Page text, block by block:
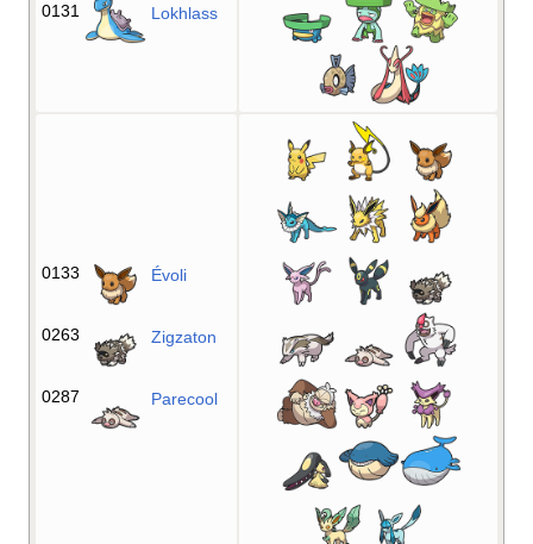
0131 Lokhlass
0133 Évoli
0263 Zigzaton
0287 Parecool